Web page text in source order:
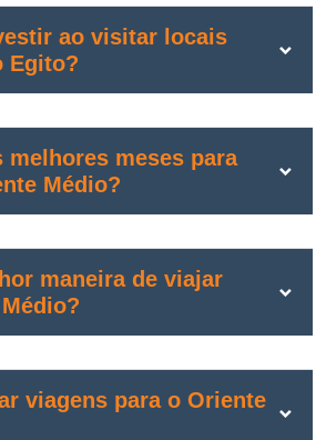
ao visitar locais
Egito?
melhores meses para
Médio?
maneira de viajar
viagens para o Oriente